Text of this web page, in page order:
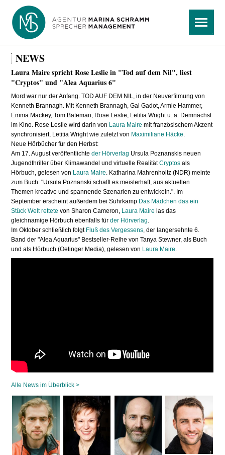
Navigation
überspringen
NEWS
Laura Maire spricht Rose Leslie in "Tod auf dem Nil", liest
"Cryptos" und "Alea Aquarius 6"
Mord war nur der Anfang. TOD AUF DEM NIL, in der Neuverfilmung von
Kenneth Brannagh. Mit Kenneth Brannagh, Gal Gadot, Armie Hammer,
Emma Mackey, Tom Bateman, Rose Leslie, Letitia Wright u. a. Demnächst
im Kino. Rose Leslie wird darin von Laura Maire mit französischem Akzent
synchronisiert, Letitia Wright wie zuletzt von Maximiliane Häcke
Neue Hörbücher für den Herbst:
Am 17. August veröffentlichteder Hörverlag Ursula Poznanskis neuen
Jugendthriller über Klimawandel und virtuelle RealitätCryptos als
Hörbuch, gelesen von Laura Maire . Katharina Mahrenholtz (NDR) meinte
zum Buch: "Ursula Poznanski schafft es meisterhaft, aus aktuellen
Themen kreative und spannende Szenarien zu entwickeln.". Im
September erscheint außerdem bei Suhrkamp Das Mädchen das ein
Stück Welt rettete von Sharon Cameron, Laura Maire las das
gleichnamige Hörbuch ebenfalls fürder Hörverlag
Im Oktober schließlich folgt Fluß des Vergessens , der langersehnte 6.
Band der "Alea Aquarius" Bestseller-Reihe von Tanya Stewner, als Buch
und als Hörbuch (Oetinger Media), gelesen von Laura Maire
Alle News im Überblick >
Navigation
überspringen